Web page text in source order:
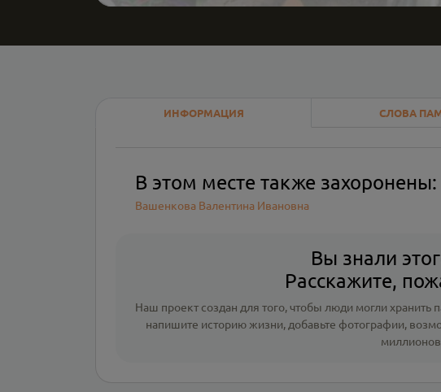
ИНФОРМАЦИЯ СЛОВА
В этом месте также захоронены:
Вашенкова Валентина Ивановна
Вы знали
Расскажите,
Наш проект создан для того, чтобы люди могли хранить
напишите историю жизни, добавьте фотографии,